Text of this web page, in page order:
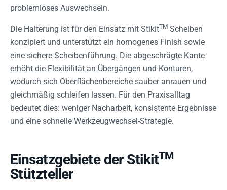
problemloses Auswechseln.
Die Halterung ist für den Einsatz mit StikitTM Scheiben
konzipiert und unterstützt ein homogenes Finish sowie
eine sichere Scheibenführung. Die abgeschrägte Kante
erhöht die Flexibilität an Übergängen und Konturen,
wodurch sich Oberflächenbereiche sauber anrauen und
gleichmäßig schleifen lassen. Für den Praxisalltag
bedeutet dies: weniger Nacharbeit, konsistente Ergebnisse
und eine schnelle Werkzeugwechsel-Strategie.
Einsatzgebiete der StikitTM
Stützteller